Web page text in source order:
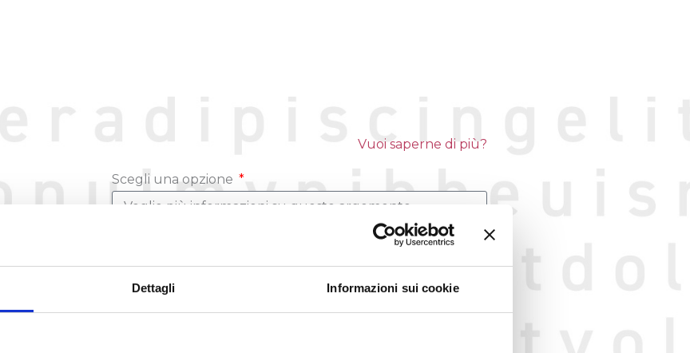
Dettagli Informazioni sui cookie
Vuoi saperne di più?
Scegli una opzione